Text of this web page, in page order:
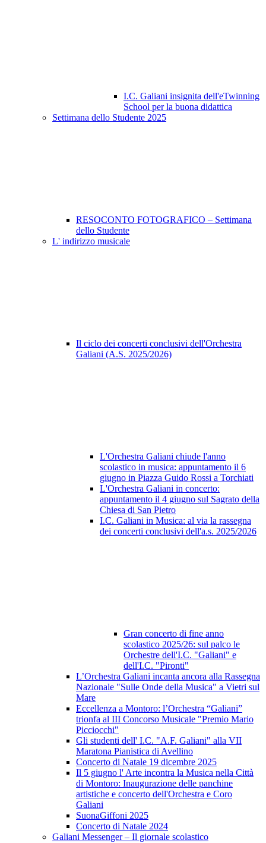
I.C. Galiani insignita dell'eTwinning
School per la buona didattica
Settimana dello Studente 2025
RESOCONTO FOTOGRAFICO – Settimana
dello Studente
L' indirizzo musicale
Il ciclo dei concerti conclusivi dell'Orchestra
Galiani (A.S. 2025/2026)
L'Orchestra Galiani chiude l'anno
scolastico in musica: appuntamento il 6
giugno in Piazza Guido Rossi a Torchiati
L'Orchestra Galiani in concerto:
appuntamento il 4 giugno sul Sagrato della
Chiesa di San Pietro
I.C. Galiani in Musica: al via la rassegna
dei concerti conclusivi dell'a.s. 2025/2026
Gran concerto di fine anno
scolastico 2025/26: sul palco le
Orchestre dell'I.C. "Galiani" e
dell'I.C. "Pironti"
L’Orchestra Galiani incanta ancora alla Rassegna
Nazionale "Sulle Onde della Musica" a Vietri sul
Mare
Eccellenza a Montoro: l’Orchestra “Galiani”
trionfa al III Concorso Musicale "Premio Mario
Picciocchi"
Gli studenti dell' I.C. "A.F. Galiani" alla VII
Maratona Pianistica di Avellino
Concerto di Natale 19 dicembre 2025
Il 5 giugno l' Arte incontra la Musica nella Città
di Montoro: Inaugurazione delle panchine
artistiche e concerto dell'Orchestra e Coro
Galiani
SuonaGiffoni 2025
Concerto di Natale 2024
Galiani Messenger – Il giornale scolastico